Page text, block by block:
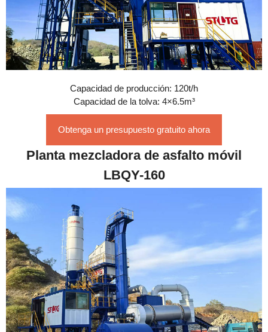
Capacidad de producción: 120t/h
Capacidad de la tolva: 4×6.5m³
Obtenga un presupuesto gratuito ahora
Planta mezcladora de asfalto móvil
LBQY-160